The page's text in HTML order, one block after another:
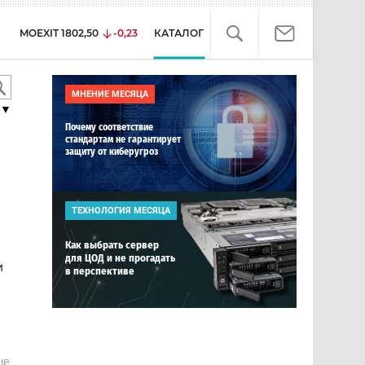
MOEXIT 1802,50 -0,23 КАТАЛОГ
МНЕНИЕ МЕСЯЦА
Почему соответствие
стандартам не гарантирует
защиту от киберугроз
ТЕХНОЛОГИЯ МЕСЯЦА
Как выбрать сервер
для ЦОД и не прогадать
в перспективе